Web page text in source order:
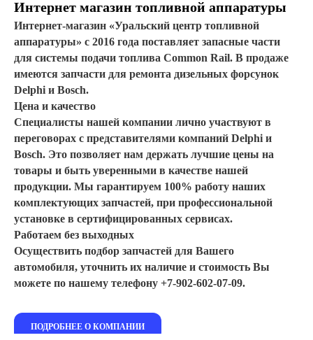
Интернет магазин топливной аппаратуры
Интернет-магазин «Уральский центр топливной
аппаратуры» с 2016 года поставляет запасные части
для системы подачи топлива Common Rail. В продаже
имеются запчасти для ремонта дизельных форсунок
Delphi и Bosch.
Цена и качество
Специалисты нашей компании лично участвуют в
переговорах с представителями компаний Delphi и
Bosch. Это позволяет нам держать лучшие цены на
товары и быть уверенными в качестве нашей
продукции. Мы гарантируем 100% работу наших
комплектующих запчастей, при профессиональной
установке в сертифицированных сервисах.
Работаем без выходных
Осуществить подбор запчастей для Вашего
автомобиля, уточнить их наличие и стоимость Вы
можете по нашему телефону +7-902-602-07-09.
ПОДРОБНЕЕ О КОМПАНИИ